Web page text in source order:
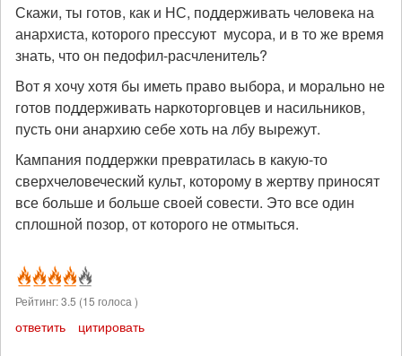
Скажи, ты готов, как и НС, поддерживать человека на
анархиста, которого прессуют мусора, и в то же время
знать, что он педофил-расчленитель?
Вот я хочу хотя бы иметь право выбора, и морально не
готов поддерживать наркоторговцев и насильников,
пусть они анархию себе хоть на лбу вырежут.
Кампания поддержки превратилась в какую-то
сверхчеловеческий культ, которому в жертву приносят
все больше и больше своей совести. Это все один
сплошной позор, от которого не отмыться.
Рейтинг:3.5 (15 голоса )
ответить цитировать